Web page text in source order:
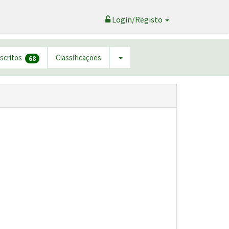
Login/Registo
68 Classificações